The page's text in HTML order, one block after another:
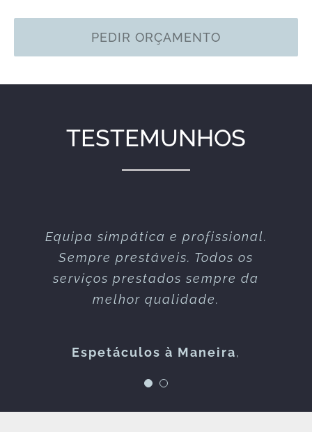
PEDIR ORÇAMENTO
TESTEMUNHOS
Equipa simpática e profissional.
Sempre prestáveis. Todos os
serviços prestados sempre da
melhor qualidade.
Espetáculos à Maneira,
Excelente serviço nos vários
espectáculos que já realizaram
connosco!